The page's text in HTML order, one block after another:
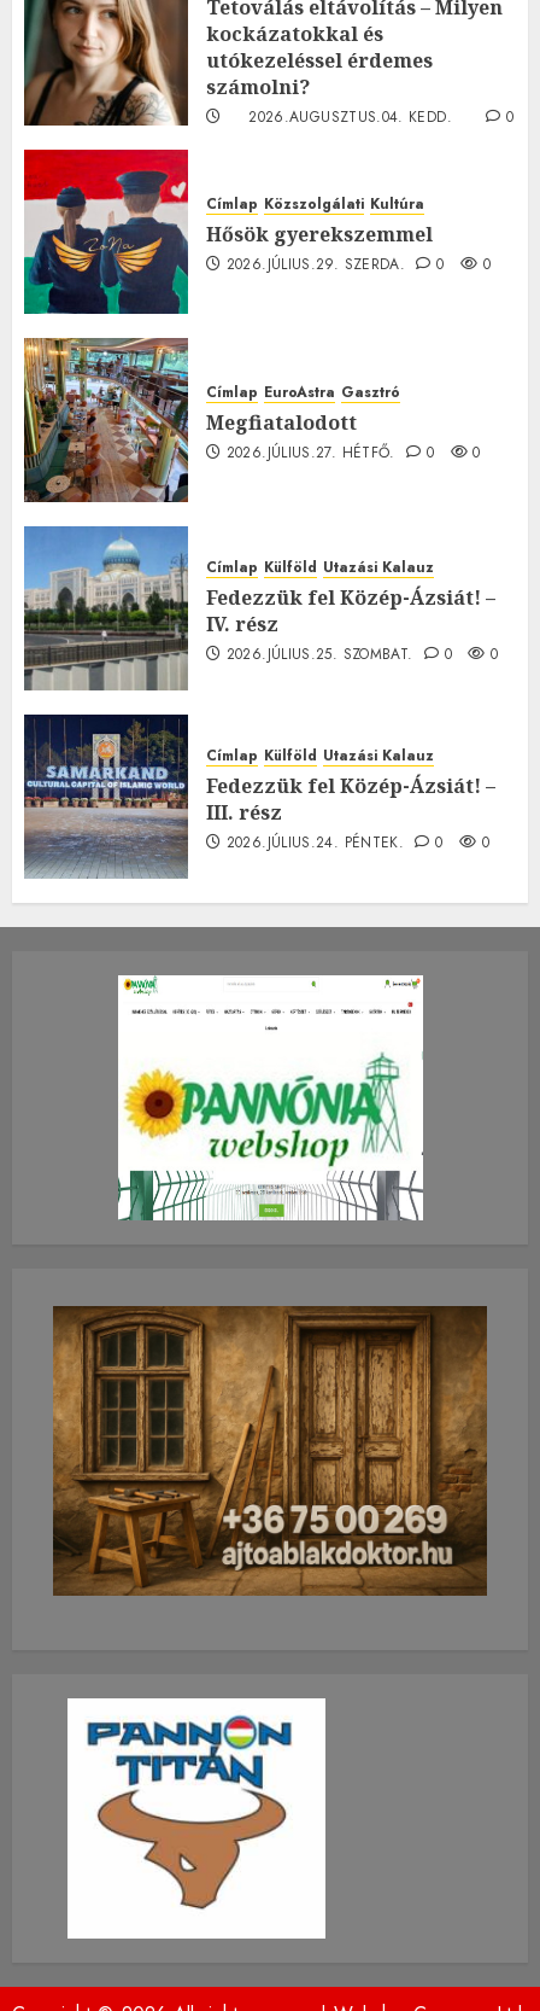
Tetoválás eltávolítás – Milyen
kockázatokkal és
utókezeléssel érdemes
számolni?
2026.AUGUSZTUS.04. KEDD.
0
Címlap Közszolgálati Kultúra
Hősök gyerekszemmel
2026.JÚLIUS.29. SZERDA. 0 0
Címlap EuroAstra Gasztró
Megfiatalodott
2026.JÚLIUS.27. HÉTFŐ. 0 0
Címlap Külföld Utazási Kalauz
Fedezzük fel Közép-Ázsiát! –
IV. rész
2026.JÚLIUS.25. SZOMBAT. 0 0
Címlap Külföld Utazási Kalauz
Fedezzük fel Közép-Ázsiát! –
III. rész
2026.JÚLIUS.24. PÉNTEK. 0 0